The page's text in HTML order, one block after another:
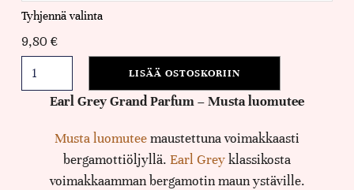
Tyhjennä valinta
9,80€
LISÄÄ OSTOSKORIIN
Earl Grey Grand Parfum – Musta luomutee
Musta luomuteemaustettuna voimakkaasti
bergamottiöljyllä. Earl Greyklassikosta
voimakkaamman bergamotin maun ystäville.